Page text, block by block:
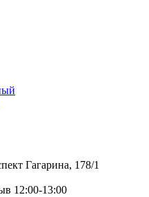
Гагарина, 178/1
12:00-13:00